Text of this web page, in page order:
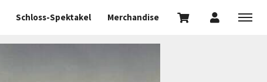
Schloss-Spektakel Merchandise